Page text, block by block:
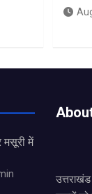
मसूरी में